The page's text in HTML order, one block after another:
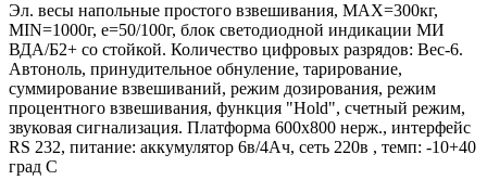
Эл. весы напольные простого взвешивания, МАХ=300кг,
MIN=1000г, e=50/100г, блок светодиодной индикации МИ
ВДА/Б2+ со стойкой. Количество цифровых разрядов: Вес-6.
Автоноль, принудительное обнуление, тарирование,
суммирование взвешиваний, режим дозирования, режим
процентного взвешивания, функция "Hold", счетный режим,
звуковая сигнализация. Платформа 600х800 нерж., интерфейс
RS 232, питание: аккумулятор 6в/4Ач, сеть 220в , темп: -10+40
град С